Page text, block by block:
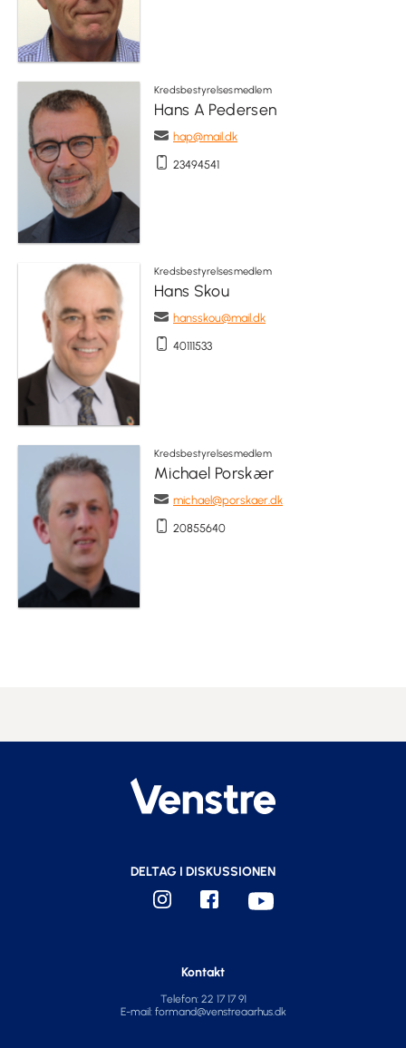
Kredsbestyrelsesmedlem
Hans A Pedersen
hap@mail.dk
23494541
Kredsbestyrelsesmedlem
Hans Skou
hansskou@mail.dk
40111533
Kredsbestyrelsesmedlem
Michael Porskær
michael@porskaer.dk
20855640
Kontakt
Telefon: 22 17 17 91
E-mail: formand@venstreaarhus.dk
DELTAG I DISKUSSIONEN